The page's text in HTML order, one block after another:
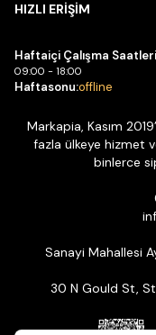
HIZLI ERİŞİM
Haftaiçi Çalışma
09:00 - 18:00
Haftasonu:offline
Markapia, Kasım
fazla ülkeye hizmet
binlerce
Sanayi Mahallesi
30 N Gould St,